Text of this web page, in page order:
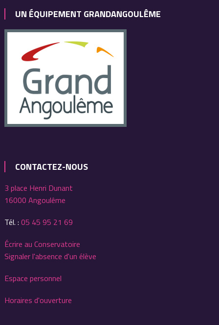
UN ÉQUIPEMENT GRANDANGOULÊME
CONTACTEZ-NOUS
3 place Henri Dunant
16000 Angoulême
Tél. : 05 45 95 21 69
Écrire au Conservatoire
Signaler l'absence d'un élève
Espace personnel
Horaires d'ouverture